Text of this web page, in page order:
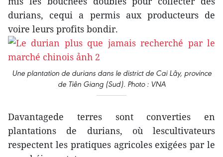
durians, cequi a permis aux producteurs de
voire leurs profits bondir.
Une plantation de durians dans le district de Cai Lây, province
de Tiên Giang (Sud). Photo : VNA
Davantagede terres sont converties en
plantations de durians, où lescultivateurs
respectent les pratiques agricoles exigées par le